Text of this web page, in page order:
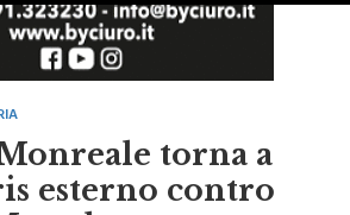
torna a
esterno contro